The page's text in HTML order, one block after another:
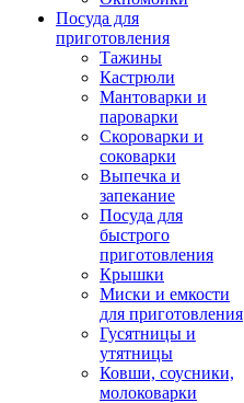
Посуда для
приготовления
Тажины
Кастрюли
Мантоварки и
пароварки
Скороварки и
соковарки
Выпечка и
запекание
Посуда для
быстрого
приготовления
Крышки
Миски и емкости
для приготовления
Гусятницы и
утятницы
Ковши, соусники,
молоковарки